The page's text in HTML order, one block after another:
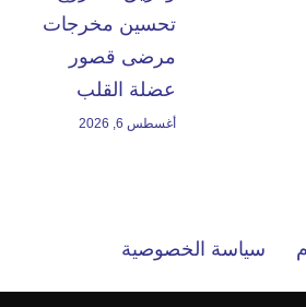
تحسين مخرجات
مرضى قصور
عضلة القلب
أغسطس 6, 2026
سياسة الخصوصية